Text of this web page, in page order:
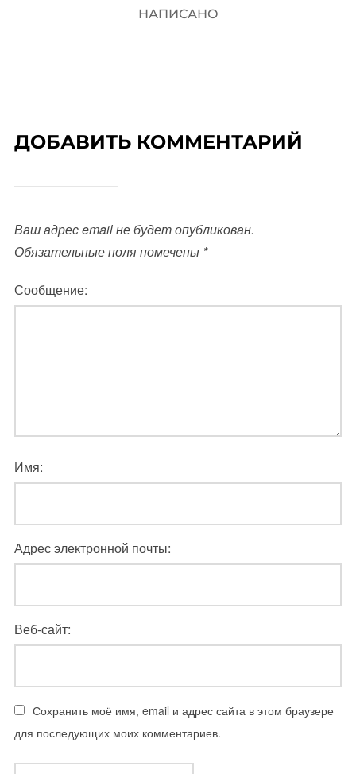
НАПИСАНО
ДОБАВИТЬ КОММЕНТАРИЙ
Ваш адрес email не будет опубликован.
Обязательные поля помечены *
Сообщение:
Имя:
Адрес электронной почты:
Веб-сайт:
Сохранить моё имя, email и адрес сайта в этом браузере
для последующих моих комментариев.